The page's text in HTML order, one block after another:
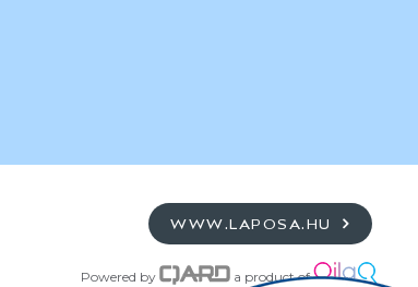
WWW.LAPOSA.HU
Powered by a product of